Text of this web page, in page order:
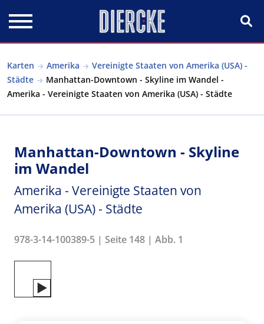
Karten Amerika
Vereinigte Staaten von Amerika (USA) -
Städte
Manhattan-Downtown - Skyline im Wandel -
Amerika - Vereinigte Staaten von Amerika (USA) - Städte
Manhattan-Downtown - Skyline
im Wandel
Amerika - Vereinigte Staaten von
Amerika (USA) - Städte
978-3-14-100389-5 | Seite 148 | Abb. 1